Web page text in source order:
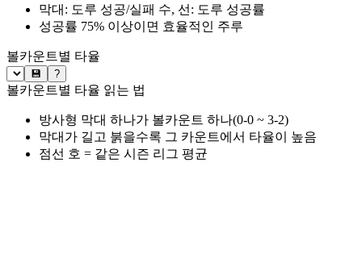
막대: 도루 성공/실패 수, 선: 도루 성공률
성공률 75% 이상이면 효율적인 주루
볼카운트별 타율
💾 ?
볼카운트별 타율 읽는 법
방사형 막대 하나가 볼카운트 하나(0-0 ~ 3-2)
막대가 길고 붉을수록 그 카운트에서 타율이 높음
점선 호 = 같은 시즌 리그 평균